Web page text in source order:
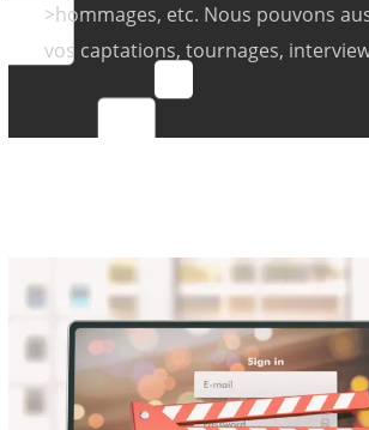
>hommages, etc. Nous pouvons
vos captations, tournages,